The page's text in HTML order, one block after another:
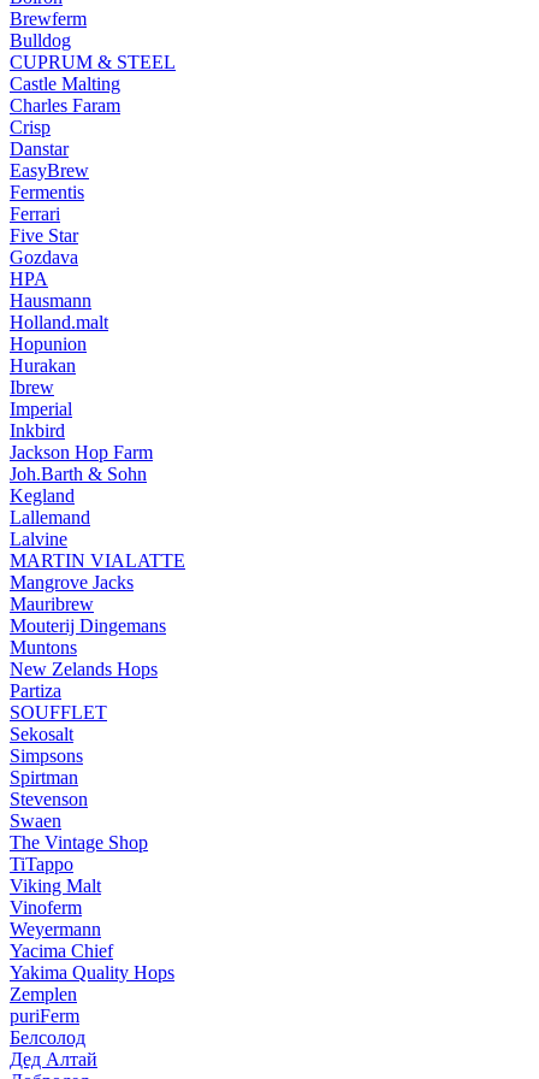
Brewferm
Bulldog
CUPRUM & STEEL
Castle Malting
Charles Faram
Crisp
Danstar
EasyBrew
Fermentis
Ferrari
Five Star
Gozdava
HPA
Hausmann
Holland.malt
Hopunion
Hurakan
Ibrew
Imperial
Inkbird
Jackson Hop Farm
Joh.Barth & Sohn
Kegland
Lallemand
Lalvine
MARTIN VIALATTE
Mangrove Jacks
Mauribrew
Mouterij Dingemans
Muntons
New Zelands Hops
Partiza
SOUFFLET
Sekosalt
Simpsons
Spirtman
Stevenson
Swaen
The Vintage Shop
TiTappo
Viking Malt
Vinoferm
Weyermann
Yacima Chief
Yakima Quality Hops
Zemplen
puriFerm
Белсолод
Дед Алтай